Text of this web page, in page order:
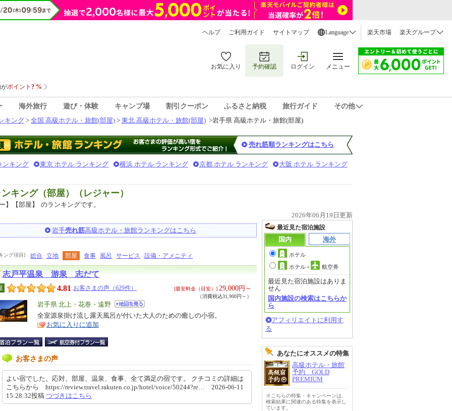
ヘルプ ご利用ガイド サイトマップ Language 楽天市場 楽天グループ
お気に入り 予約確認 ログイン メニュー
海外旅行 遊び・体験 キャンプ場 割引クーポン ふるさと納税 旅行ガイド
その他
キング > 全国 高級ホテル・旅館(部屋) > 東北 高級ホテル・旅館(部屋) >岩手県 高級ホテル・旅館(部屋)
売れ筋順ランキングはこちら
ンキング 東京 ホテル ランキング 横浜 ホテル ランキング 京都 ホテル ランキング 大阪 ホテル ランキング
キング（部屋）（レジャー）
】【部屋】
のランキングです。
2026年06月19日更新
岩手売れ筋高級ホテル・旅館ランキングはこちら
ング項目] 総合 立地 部屋 食事 風呂 サービス 設備・アメニティ
志戸平温泉 游泉 志だて
4.81 お客さまの声（629件） [最安料金（目安）] 29,000円～
（消費税込31,900円～）
エ
リ
ア
岩手県 北上・花巻・遠野
特
徴
全室源泉掛け流し露天風呂が付いた大人のための癒しの小宿。
お気に入りに追加
お客さまの声
よい宿でした。応対、部屋、温泉、食事、全て満足の宿です。 クチコミの詳細は
こちらから https://review.travel.rakuten.co.jp/hotel/voice/50244?re… 2026-06-11
15:28:32投稿 つづきはこちら
最近見た宿泊施設
国内
海外
ホテル
ホテル+ 航空券
最近見た宿泊施設はありま
せん
国内施設の検索はこちらか
ら
アフィリエイトに利用す
る
あなたにオススメの特集
高級ホテル・旅館
予約 GOLD
PREMIUM
※こちらの特集・キャンペーンは、
検索結果に関連のある特集を表示し
ています。